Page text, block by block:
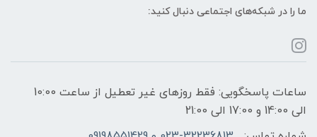
ما را در شبکه‌های اجتماعی دنبال کنید:
ساعات پاسخگویی: فقط روزهای غیر تعطیل از ساعت 10:00
الی 14:00 و 17:00 الی 21:00